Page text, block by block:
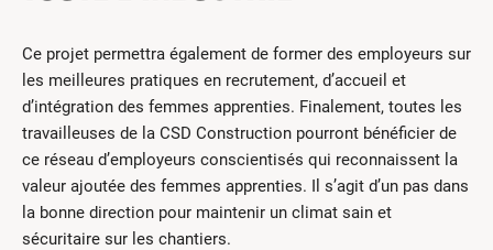
Ce projet permettra également de former des employeurs sur
les meilleures pratiques en recrutement, d’accueil et
d’intégration des femmes apprenties. Finalement, toutes les
travailleuses de la CSD Construction pourront bénéficier de
ce réseau d’employeurs conscientisés qui reconnaissent la
valeur ajoutée des femmes apprenties. Il s’agit d’un pas dans
la bonne direction pour maintenir un climat sain et
sécuritaire sur les chantiers.